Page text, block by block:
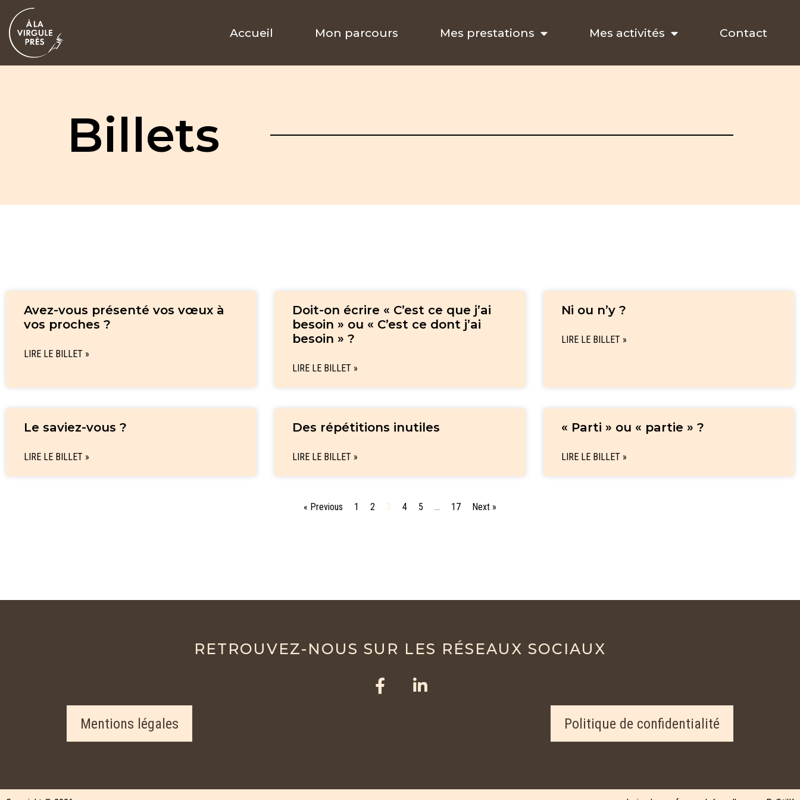
Accueil Mon parcours Mes prestations Mes activités Contact
Billets
Avez-vous présenté vos vœux à
vos proches ?
LIRE LE BILLET »
Doit-on écrire « C’est ce que j’ai
besoin » ou « C’est ce dont j’ai
besoin » ?
LIRE LE BILLET »
Ni ou n’y ?
LIRE LE BILLET »
Le saviez-vous ?
LIRE LE BILLET »
Des répétitions inutiles
LIRE LE BILLET »
« Parti » ou « partie » ?
LIRE LE BILLET »
« Previous 1 2 3 4 5 … 17 Next »
RETROUVEZ-NOUS SUR LES RÉSEAUX SOCIAUX
Mentions légales Politique de confidentialité